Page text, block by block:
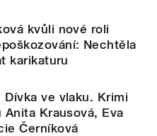
kvůli nové roli
Nechtěla
karikaturu
Dívka ve vlaku. Krimi
Krausová, Eva
Černíková